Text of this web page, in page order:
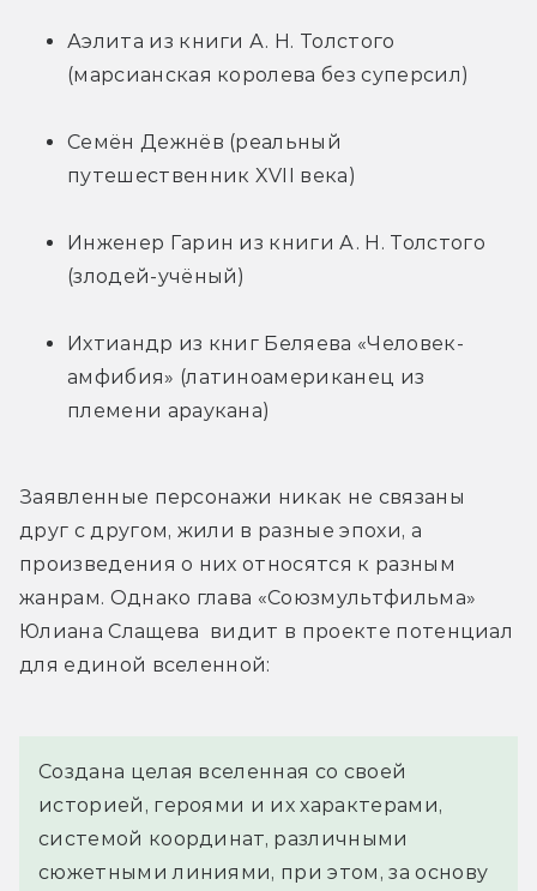
Аэлита из книги А. Н. Толстого
(марсианская королева без суперсил)
Семён Дежнёв (реальный
путешественник XVII века)
Инженер Гарин из книги А. Н. Толстого
(злодей-учёный)
Ихтиандр из книг Беляева «Человек-
амфибия» (латиноамериканец из
племени араукана)
Заявленные персонажи никак не связаны
друг с другом, жили в разные эпохи, а
произведения о них относятся к разным
жанрам. Однако глава «Союзмультфильма»
Юлиана Слащева  видит в проекте потенциал
для единой вселенной:
Создана целая вселенная со своей
историей, героями и их характерами,
системой координат, различными
сюжетными линиями, при этом, за основу